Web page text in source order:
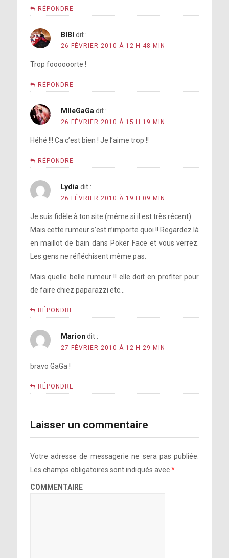
RÉPONDRE
BIBI dit :
26 FÉVRIER 2010 À 12 H 48 MIN
Trop foooooorte !
RÉPONDRE
MlleGaGa dit :
26 FÉVRIER 2010 À 15 H 19 MIN
Héhé !!! Ca c’est bien ! Je l’aime trop !!
RÉPONDRE
Lydia dit :
26 FÉVRIER 2010 À 19 H 09 MIN
Je suis fidèle à ton site (même si il est très récent).
Mais cette rumeur s’est n’importe quoi !! Regardez là
en maillot de bain dans Poker Face et vous verrez.
Les gens ne réfléchisent même pas.
Mais quelle belle rumeur !! elle doit en profiter pour
de faire chiez paparazzi etc…
RÉPONDRE
Marion dit :
27 FÉVRIER 2010 À 12 H 29 MIN
bravo GaGa !
RÉPONDRE
Laisser un commentaire
Votre adresse de messagerie ne sera pas publiée.
Les champs obligatoires sont indiqués avec*
COMMENTAIRE